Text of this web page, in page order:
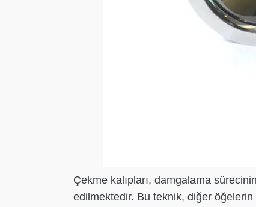
Çekme kalıpları, damgalama
edilmektedir. Bu teknik, diğer